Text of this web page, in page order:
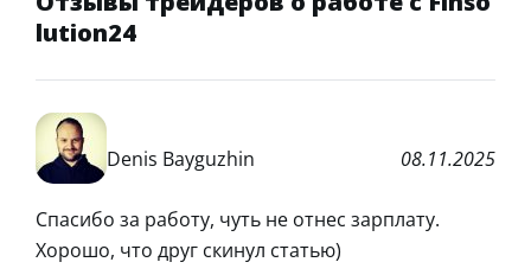
lution24
Denis Bayguzhin 08.11.2025
Спасибо за работу, чуть не отнес зарплату.
Хорошо, что друг скинул статью)